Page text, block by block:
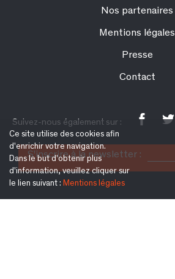
Ce site utilise des cookies afin
d'enrichir votre navigation.
Dans le but d'obtenir plus
d'information, veuillez cliquer sur
le lien suivant : Mentions légales
Nos partenaires
Mentions légales
Presse
Contact
Suivez-nous également sur :
S'inscrire à la newsletter :